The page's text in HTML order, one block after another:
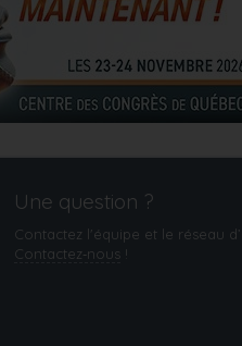
Une question ?
Contactez l'équipe et le réseau
Contactez‑nous!